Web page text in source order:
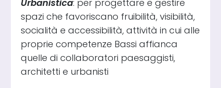
Urbanistica: per progettare e gestire
spazi che favoriscano fruibilità, visibilità,
socialità e accessibilità, attività in cui alle
proprie competenze Bassi affianca
quelle di collaboratori paesaggisti,
architetti e urbanisti